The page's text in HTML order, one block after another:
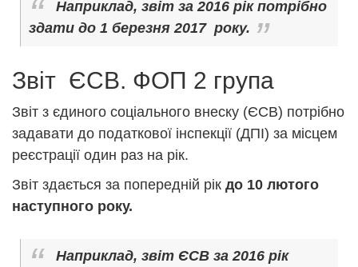
Наприклад, звіт за 2016 рік потрібно
здати до 1 березня 2017 року.
Звіт ЄСВ. ФОП 2 група
Звіт з єдиного соціального внеску (ЄСВ) потрібно
задавати до податкової інспекції (ДПІ) за місцем
реєстрації один раз на рік.
Звіт здається за попередній рік до 10 лютого
наступного року.
Наприклад, звіт ЄСВ за 2016 рік